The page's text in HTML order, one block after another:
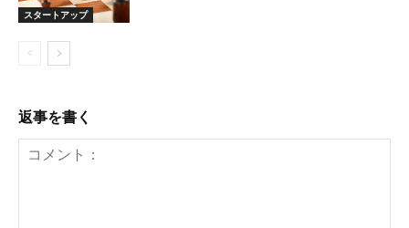
スタートアップ
返事を書く